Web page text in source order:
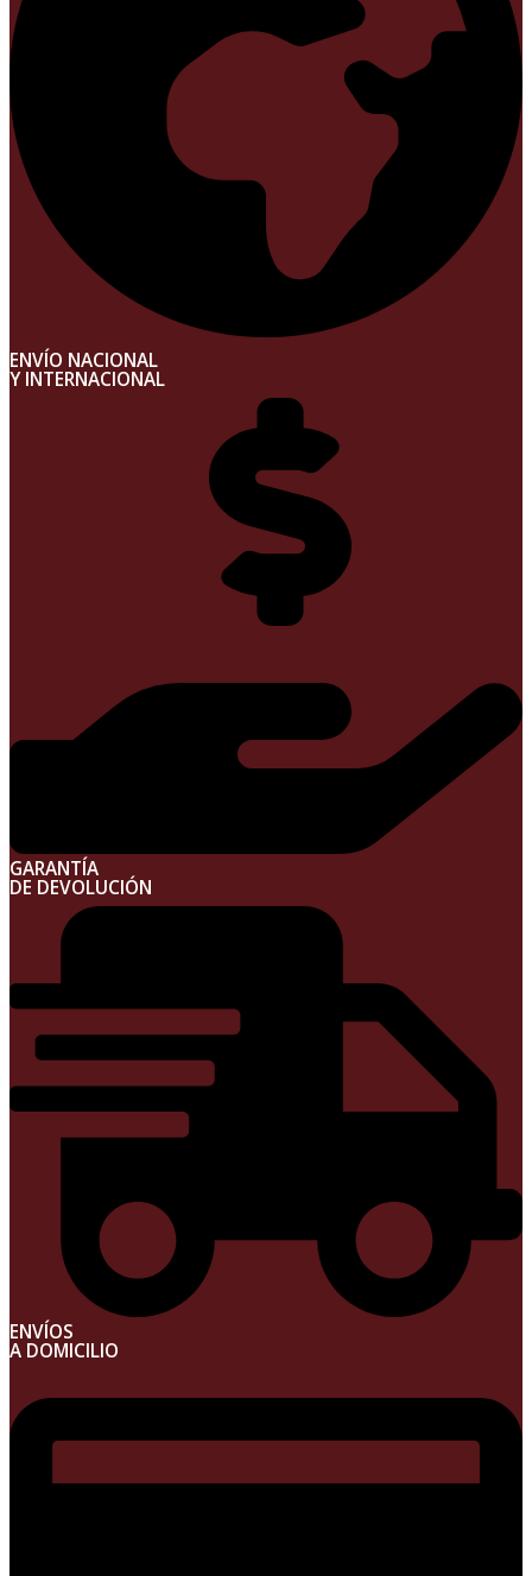
ENVÍO NACIONAL
Y INTERNACIONAL
GARANTÍA
DE DEVOLUCIÓN
ENVÍOS
A DOMICILIO